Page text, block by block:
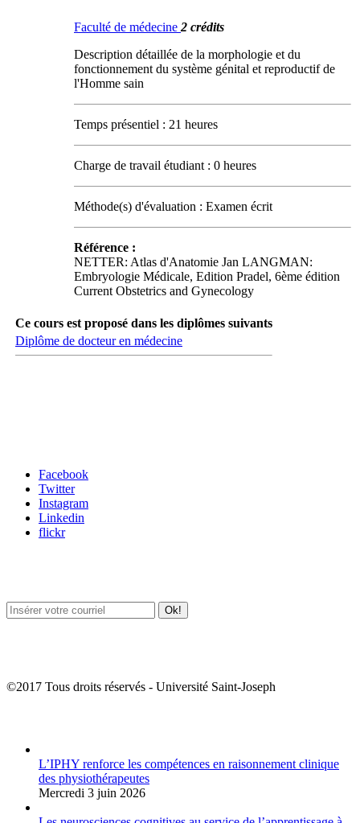
Faculté de médecine 2 crédits
Description détaillée de la morphologie et du
fonctionnement du système génital et reproductif de
l'Homme sain
Temps présentiel : 21 heures
Charge de travail étudiant : 0 heures
Méthode(s) d'évaluation : Examen écrit
Référence :
NETTER: Atlas d'Anatomie Jan LANGMAN:
Embryologie Médicale, Edition Pradel, 6ème édition
Current Obstetrics and Gynecology
Ce cours est proposé dans les diplômes suivants
Diplôme de docteur en médecine
Facebook
Twitter
Instagram
Linkedin
flickr
©2017 Tous droits réservés - Université Saint-Joseph
L’IPHY renforce les compétences en raisonnement clinique
des physiothérapeutes
Mercredi 3 juin 2026